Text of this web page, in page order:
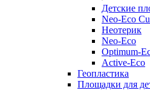
Детские
Neo-Eco
Неотерик
Neo-Eco
Оptimum-
Active-Eco
Геопластика
Площадки для